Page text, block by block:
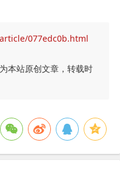
077edc0b.html
本站原创文章，转载时